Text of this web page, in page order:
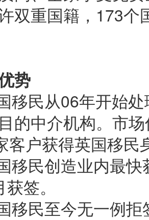
双重国籍，173个
势
移民从06年开始
的中介机构。市
客户获得英国移民
移民创造业内最
签。
移民至今无一例